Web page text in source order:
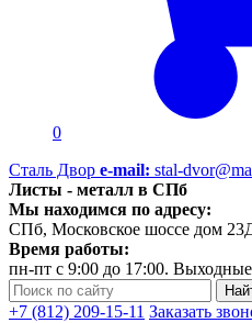
0
Сталь Двор e-mail: stal-
Листы - металл в СПб
Мы находимся по адресу:
СПб, Московское шоссе дом
Время работы:
пн-пт с 9:00 до 17:00.
+7 (812) 209-15-11 Заказать